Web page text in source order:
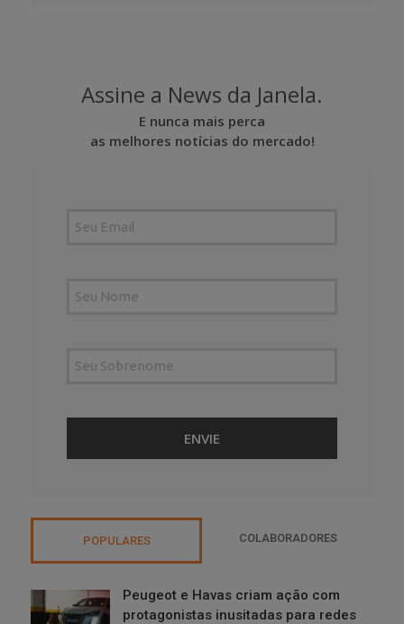
Assine a News da Janela.
E nunca mais perca
as melhores notícias do mercado!
POPULARES COLABORADORES
Peugeot e Havas criam ação com
protagonistas inusitadas para redes